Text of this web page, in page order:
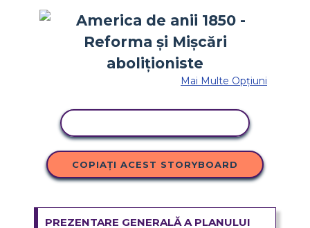
Mai Multe Opțiuni
COPIAȚI ACEST STORYBOARD
PREZENTARE GENERALĂ A PLANULUI